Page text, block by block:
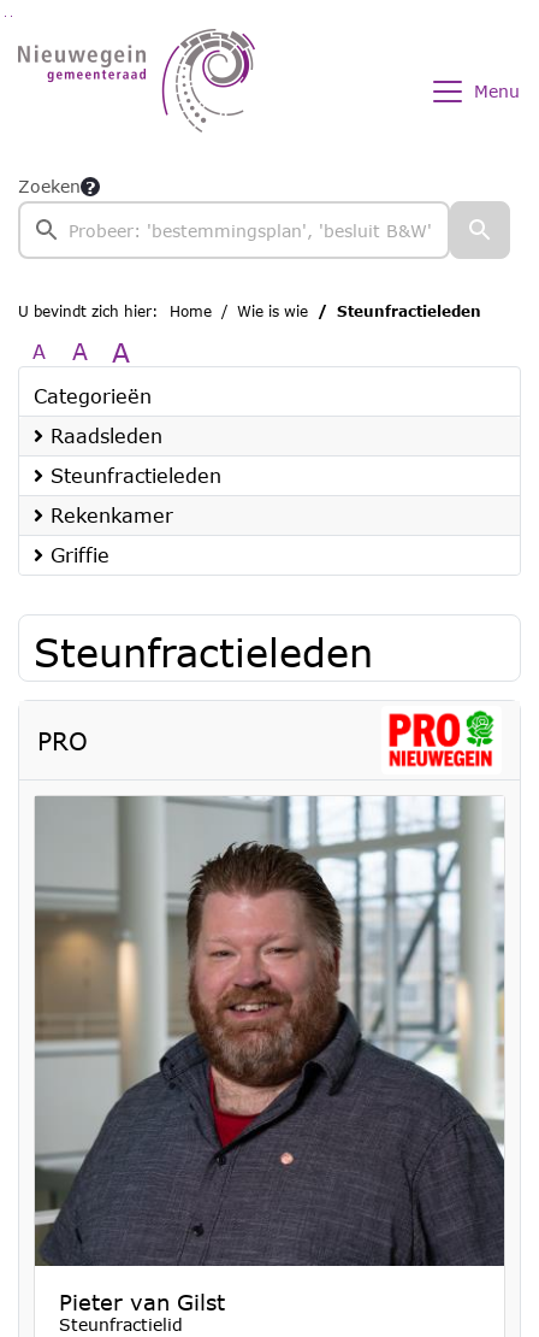
Ga naar de inhoud van deze pagina
Menu
Zoeken
U bevindt zich hier: Home Wie is wie Steunfractieleden
A A A
Categorieën
Raadsleden
Steunfractieleden
Rekenkamer
Griffie
Steunfractieleden
PRO
Pieter van Gilst
Steunfractielid